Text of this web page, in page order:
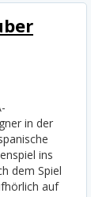
in der
ins
dem Spiel
auf